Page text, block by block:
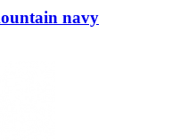
navy